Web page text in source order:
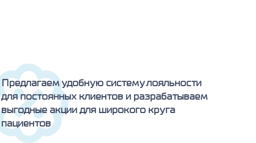
Предлагаем удобную систему лояльности
для постоянных клиентов и разрабатываем
выгодные акции для широкого круга
пациентов